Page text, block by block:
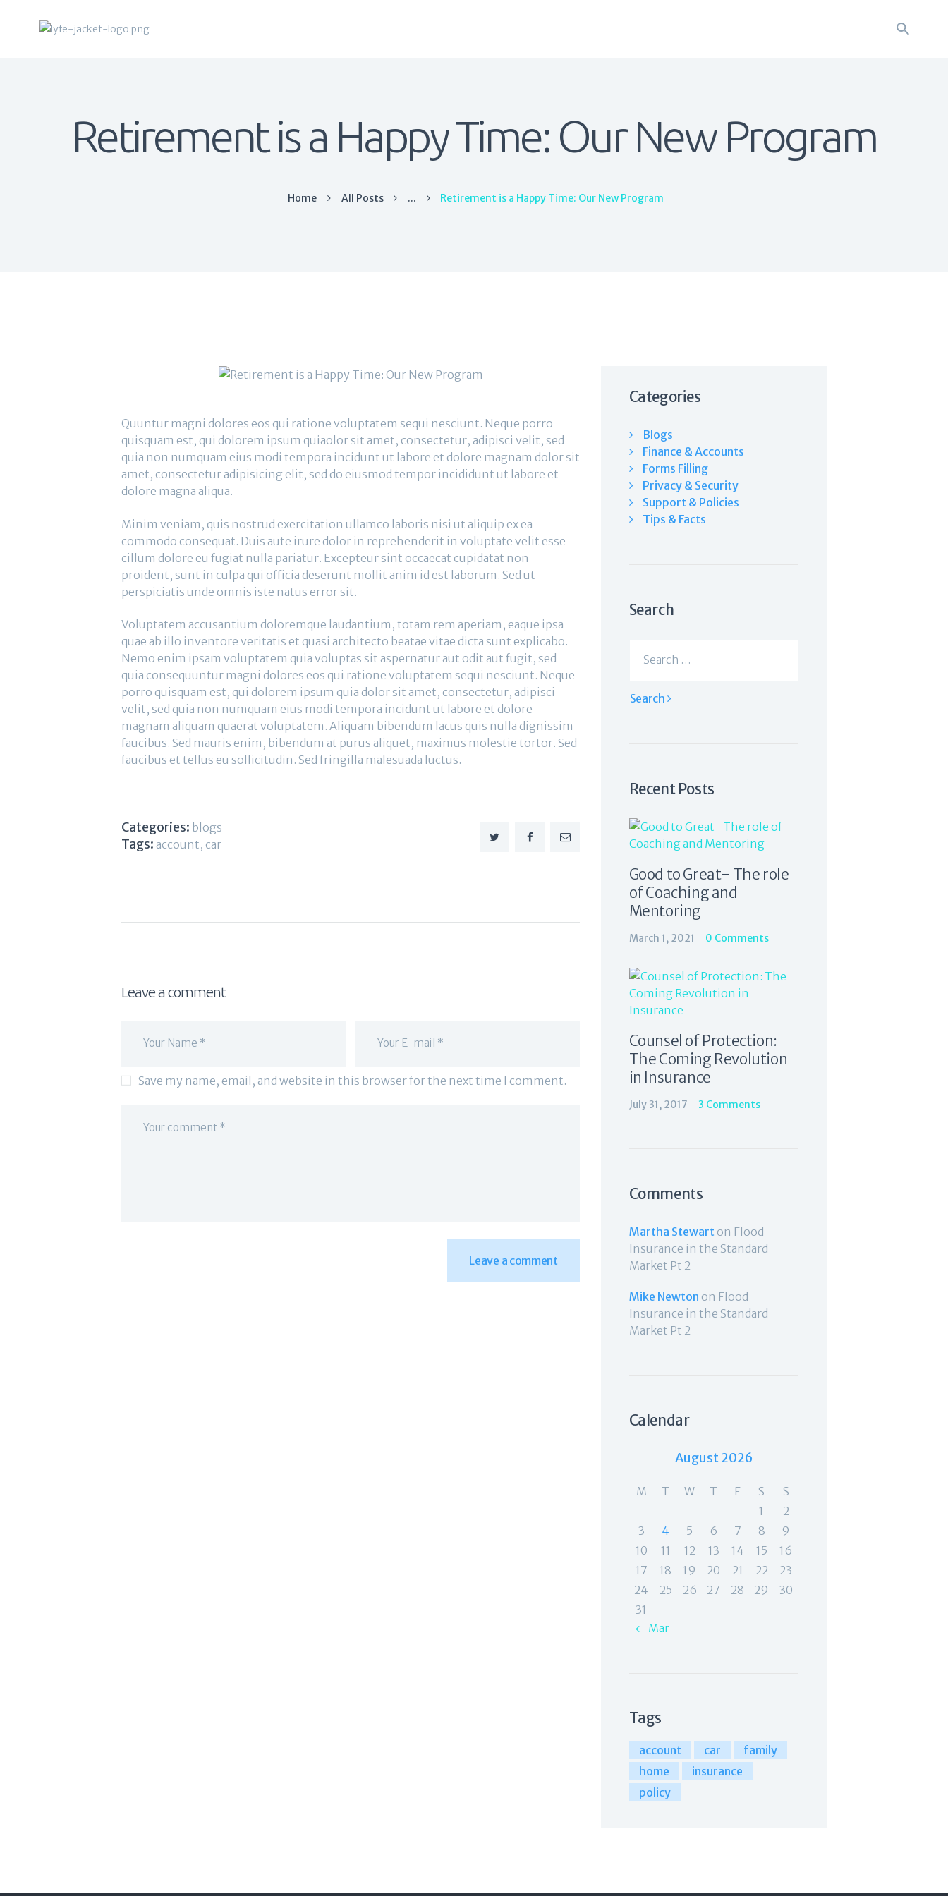
Retirement is a Happy Time: Our New Program
Home All Posts ... Retirement is a Happy Time: Our New Program
Quuntur magni dolores eos qui ratione voluptatem sequi nesciunt. Neque porro
quisquam est, qui dolorem ipsum quiaolor sit amet, consectetur, adipisci velit, sed
quia non numquam eius modi tempora incidunt ut labore et dolore magnam dolor sit
amet, consectetur adipisicing elit, sed do eiusmod tempor incididunt ut labore et
dolore magna aliqua.
Minim veniam, quis nostrud exercitation ullamco laboris nisi ut aliquip ex ea
commodo consequat. Duis aute irure dolor in reprehenderit in voluptate velit esse
cillum dolore eu fugiat nulla pariatur. Excepteur sint occaecat cupidatat non
proident, sunt in culpa qui officia deserunt mollit anim id est laborum. Sed ut
perspiciatis unde omnis iste natus error sit.
Voluptatem accusantium doloremque laudantium, totam rem aperiam, eaque ipsa
quae ab illo inventore veritatis et quasi architecto beatae vitae dicta sunt explicabo.
Nemo enim ipsam voluptatem quia voluptas sit aspernatur aut odit aut fugit, sed
quia consequuntur magni dolores eos qui ratione voluptatem sequi nesciunt. Neque
porro quisquam est, qui dolorem ipsum quia dolor sit amet, consectetur, adipisci
velit, sed quia non numquam eius modi tempora incidunt ut labore et dolore
magnam aliquam quaerat voluptatem. Aliquam bibendum lacus quis nulla dignissim
faucibus. Sed mauris enim, bibendum at purus aliquet, maximus molestie tortor. Sed
faucibus et tellus eu sollicitudin. Sed fringilla malesuada luctus.
Categories: blogs
Tags: account, car
Leave a comment
Save my name, email, and website in this browser for the next time I comment.
Categories
Blogs
Finance & Accounts
Forms Filling
Privacy & Security
Support & Policies
Tips & Facts
Search
for:
Recent Posts
Good to Great- The role
of Coaching and
Mentoring
March 1, 2021 0 Comments
Counsel of Protection:
The Coming Revolution
in Insurance
July 31, 2017 3 Comments
Comments
Martha Stewart on Flood
Insurance in the Standard
Market Pt 2
Mike Newton on Flood
Insurance in the Standard
Market Pt 2
Calendar
August 2026
M T W T F S
S
1
2
3
4 5 6 7 8
9
10
11 12 13 14 15
16
17
18 19 20 21 22
23
24
25 26 27 28 29
30
31
« Mar
Tags
account car
family
home
insurance
policy